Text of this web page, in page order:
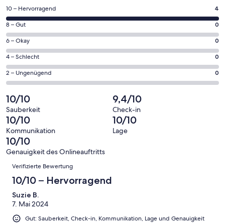
einem
neuen
Fenster
geöffnet
4
von
insgesamt
4
Gästebewertungen
haben
eine
Bewertung
von
10
-
Hervorragend
10 – Hervorragend 4
0
von
insgesamt
4
Gästebewertungen
haben
Bewertung
von
8
-
Gut
8 – Gut 0
0
von
insgesamt
4
Gästebewertungen
haben
eine
Bewertung
von
6
-
Okay
6 – Okay 0
0
von
insgesamt
Gästebewertungen
haben
eine
Bewertung
von
4
4 – Schlecht 0
0
von
insgesamt
4
Gästebewertungen
haben
eine
Bewertung
2 – Ungenügend 0
10/10
Sauberkeit
9,4/10
Check-in
10/10
Kommunikation
10/10
Lage
10/10
Genauigkeit des Onlineauftritts
Bewertungen
Verifizierte Bewertung
10/10 – Hervorragend
Suzie B.
7. Mai 2024
Gut: Sauberkeit, Check-in, Kommunikation, Lage und Genauigkeit